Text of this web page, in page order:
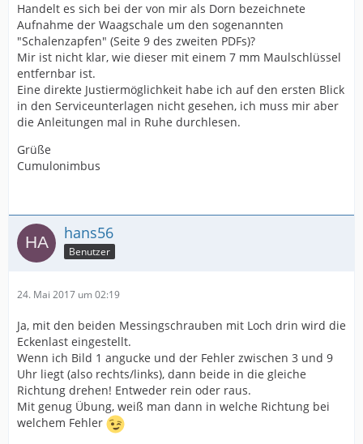
Handelt es sich bei der von mir als Dorn bezeichnete
Aufnahme der Waagschale um den sogenannten
"Schalenzapfen" (Seite 9 des zweiten PDFs)?
Mir ist nicht klar, wie dieser mit einem 7 mm Maulschlüssel
entfernbar ist.
Eine direkte Justiermöglichkeit habe ich auf den ersten Blick
in den Serviceunterlagen nicht gesehen, ich muss mir aber
die Anleitungen mal in Ruhe durchlesen.
Grüße
Cumulonimbus
hans56
Benutzer
24. Mai 2017 um 02:19
Ja, mit den beiden Messingschrauben mit Loch drin wird die
Eckenlast eingestellt.
Wenn ich Bild 1 angucke und der Fehler zwischen 3 und 9
Uhr liegt (also rechts/links), dann beide in die gleiche
Richtung drehen! Entweder rein oder raus.
Mit genug Übung, weiß man dann in welche Richtung bei
welchem Fehler